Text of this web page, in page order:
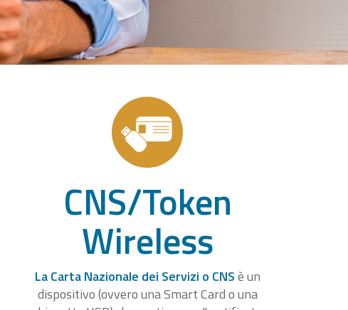
CNS/Token
Wireless
La Carta Nazionale dei Servizi o CNSè un
dispositivo (ovvero una Smart Card o una